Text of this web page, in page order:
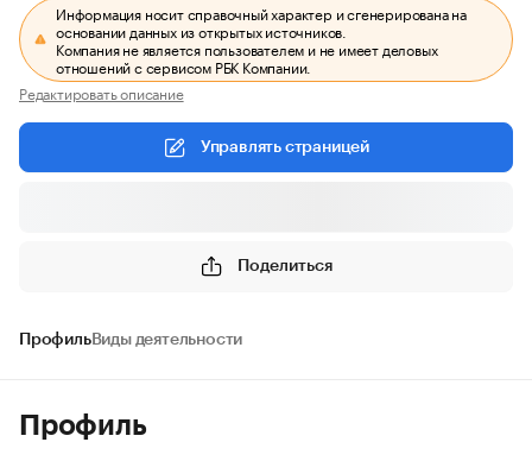
Информация носит справочный характер и сгенерирована на
основании данных из открытых источников.
Компания не является пользователем и не имеет деловых
отношений с сервисом РБК Компании.
Редактировать описание
Управлять страницей
Поделиться
ПрофильВиды деятельности
Профиль